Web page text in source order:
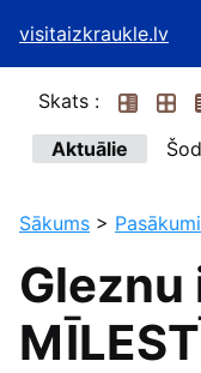
visitaizkraukle.lv
Skats :
Aktuālie
Sākums > Pasākumi